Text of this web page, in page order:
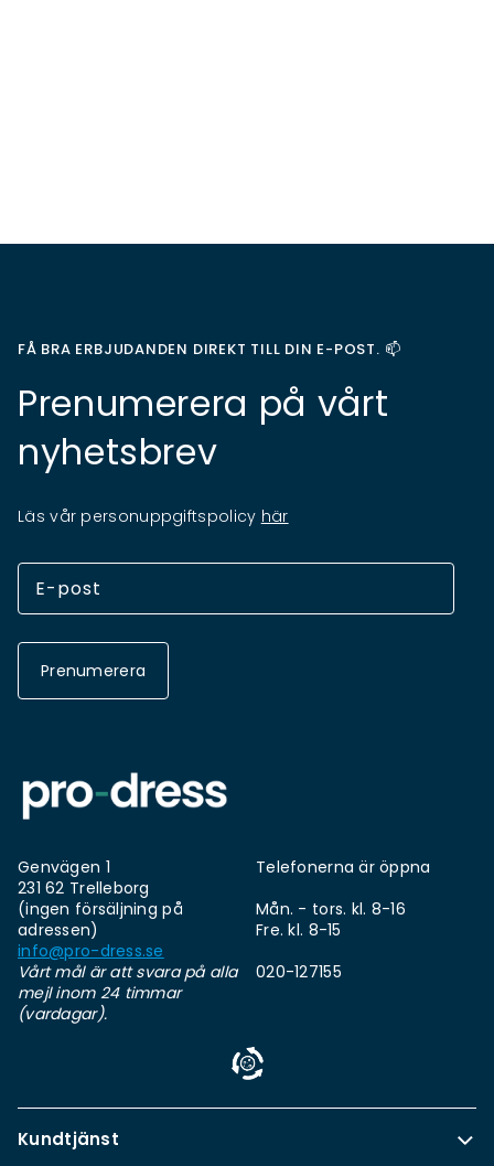
FÅ BRA ERBJUDANDEN DIREKT TILL DIN E-POST. 📫
Prenumerera på vårt
nyhetsbrev
Läs vår personuppgiftspolicy här
Prenumerera
Genvägen 1
231 62 Trelleborg
(ingen försäljning på
adressen)
info@pro-dress.se
Vårt mål är att svara på alla
mejl inom 24 timmar
(vardagar).
Telefonerna är öppna
Mån. - tors. kl. 8-16
Fre. kl. 8-15
020-127155
Kundtjänst